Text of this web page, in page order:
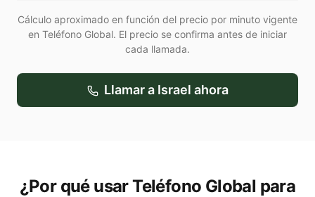
Cálculo aproximado en función del precio por minuto vigente
en Teléfono Global. El precio se confirma antes de iniciar
cada llamada.
Llamar a Israel ahora
¿Por qué usar Teléfono Global para